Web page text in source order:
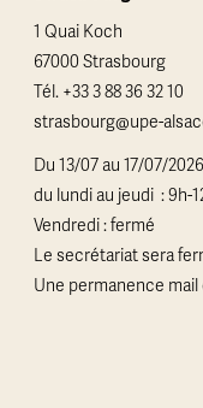
1 Quai Koch
67000 Strasbourg
Tél. +33 3 88 36 32 10
strasbourg@upe-
Du 13/07 au 17/07/2026
du lundi au jeudi : 9h-
Vendredi : fermé
Le secrétariat sera
Une permanence